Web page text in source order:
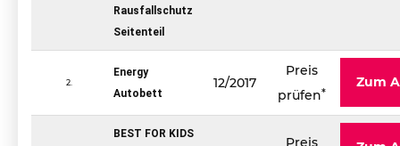
Rausfallschutz
Seitenteil
2.
Energy
Autobett
12/2017
Preis
prüfen
Zum
BEST FOR KIDS
Preis